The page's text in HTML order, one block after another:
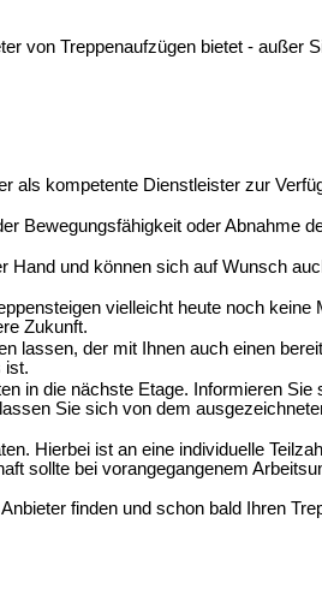
von Treppenaufzügen bietet - außer
als kompetente Dienstleister zur
Bewegungsfähigkeit oder Abnahme
und können sich auf Wunsch
vielleicht heute noch
Zukunft.
der mit Ihnen auch einen
ist.
in die nächste Etage. Informieren
Sie sich von dem
Hierbei ist an eine individuelle
sollte bei vorangegangenem
finden und schon bald Ihren